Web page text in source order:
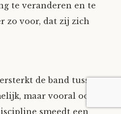
te veranderen en te
zo voor, dat zij zich
de band tussen
maar vooral ook
smeedt een